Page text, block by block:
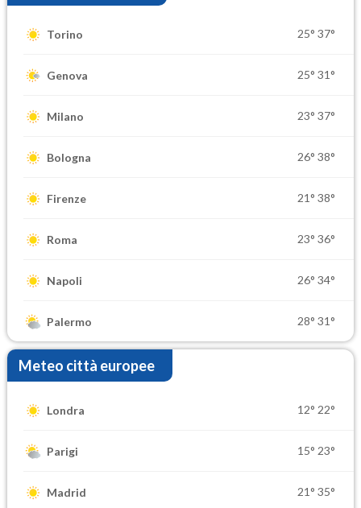
Torino 25° 37°
Genova 25° 31°
Milano 23° 37°
Bologna 26° 38°
Firenze 21° 38°
Roma 23° 36°
Napoli 26° 34°
Palermo 28° 31°
Meteo città europee
Londra 12° 22°
Parigi 15° 23°
Madrid 21° 35°